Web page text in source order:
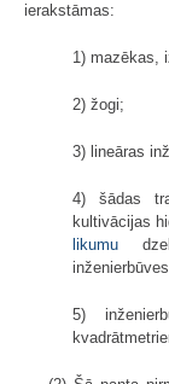
ierakstāmas:
1) mazēkas,
2) žogi;
3) lineāras
4) šādas
kultivācijas
likumu
5)